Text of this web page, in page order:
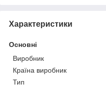
Характеристики
Основні
Виробник
Країна виробник
Тип